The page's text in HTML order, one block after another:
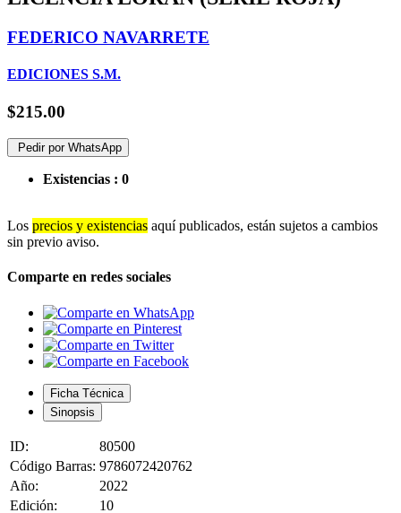
FEDERICO NAVARRETE
EDICIONES S.M.
$215.00
Pedir por WhatsApp
Existencias : 0
Los precios y existencias aquí publicados, están sujetos a cambios
sin previo aviso.
Comparte en redes sociales
Ficha Técnica
Sinopsis
ID:
80500
Código Barras: 9786072420762
Año:
2022
Edición:
10